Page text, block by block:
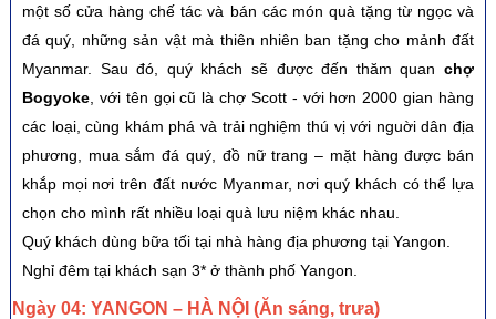
một số cửa hàng chế tác và bán các món quà tặng từ ngọc và
đá quý, những sản vật mà thiên nhiên ban tặng cho mảnh đất
Myanmar. Sau đó, quý khách sẽ được đến thăm quanchợ
Bogyoke, với tên gọi cũ là chợ Scott - với hơn 2000 gian hàng
các loại, cùng khám phá và trải nghiệm thú vị với nguời dân địa
phương, mua sắm đá quý, đồ nữ trang – mặt hàng được bán
khắp mọi nơi trên đất nước Myanmar, nơi quý khách có thể lựa
chọn cho mình rất nhiều loại quà lưu niệm khác nhau.
Quý khách dùng bữa tối tại nhà hàng địa phương tại Yangon.
Nghỉ đêm tại khách sạn 3* ở thành phố Yangon.
Ngày 04: YANGON – HÀ NỘI (Ăn sáng, trưa)